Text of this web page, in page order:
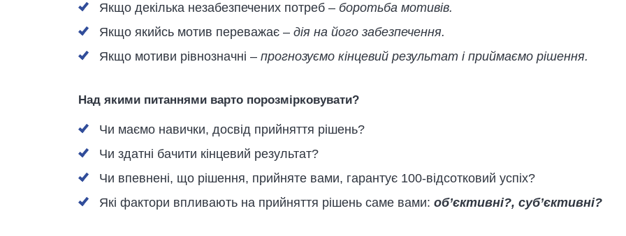
Якщо декілька незабезпечених потреб – боротьба мотивів.
Якщо якийсь мотив переважає – дія на його забезпечення.
Якщо мотиви рівнозначні – прогнозуємо кінцевий результат і приймаємо рішення.
Над якими питаннями варто порозмірковувати?
Чи маємо навички, досвід прийняття рішень?
Чи здатні бачити кінцевий результат?
Чи впевнені, що рішення, прийняте вами, гарантує 100-відсотковий успіх?
Які фактори впливають на прийняття рішень саме вами: об’єктивні?, суб’єктивні?